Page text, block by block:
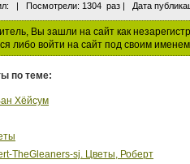
| Посмотрели: 1304 раз | Дата
Вы зашли на сайт как
либо войти на сайт под своим
по теме:
Хёйсум
TheGleaners-sj. Цветы, Роберт